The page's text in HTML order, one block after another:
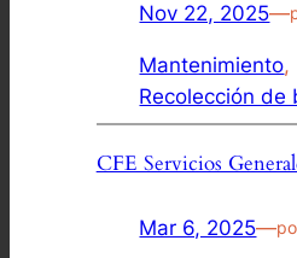
Nov 22, 2025—
Mantenimiento
Recolección de
CFE Servicios
Mar 6, 2025—